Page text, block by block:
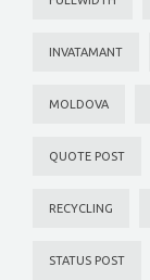
INVATAMANT
MOLDOVA
QUOTE POST
RECYCLING
STATUS POST